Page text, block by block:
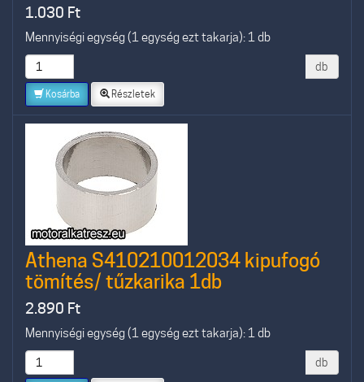
1.030 Ft
Mennyiségi egység (1 egység ezt takarja): 1 db
db
Kosárba Részletek
Athena S410210012034 kipufogó
tömítés/ tűzkarika 1db
2.890 Ft
Mennyiségi egység (1 egység ezt takarja): 1 db
db